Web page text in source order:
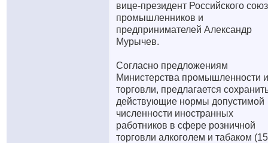
вице-президент Российского
промышленников и
предпринимателей Александр
Мурычев.
Согласно предложениям
Министерства промышленности и
торговли, предлагается
действующие нормы допустимой
численности иностранных
работников в сфере розничной
торговли алкоголем и табаком